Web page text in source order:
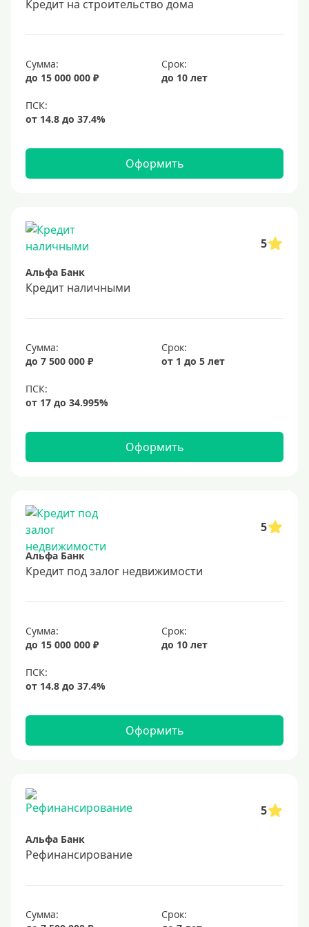
20 лет
25 лет
30 лет
Месяц
2 месяца
3 месяца
6 месяцев
Ставка
4%
6%
7%
8%
9%
11%
12%
14%
15%
16%
17%
20%
Сумма
1000000 руб
1200000 руб
1300000 руб
1500000 руб
1600000 руб
Кредит на строительство дома
Сумма:
до 15 000 000 ₽
Срок:
до 10 лет
Оформить
5
Альфа Банк
Кредит наличными
Сумма:
до 7 500 000 ₽
Срок:
от 1 до 5 лет
Оформить
5
Альфа Банк
Кредит под залог недвижимости
Сумма:
до 15 000 000 ₽
Срок:
до 10 лет
Оформить
5
Альфа Банк
Рефинансирование
Сумма:
Срок: